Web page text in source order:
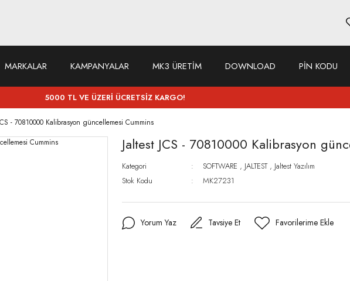
MARKALAR KAMPANYALAR MK3 ÜRETİM DOWNLOAD PİN KODU
5000 TL VE ÜZERİ ÜCRETSİZ KARGO!
- 70810000 Kalibrasyon güncellemesi Cummins
Jaltest JCS - 70810000 Kalibrasyon
Kategori SOFTWARE , JALTEST , Jaltest Yazılım
Stok Kodu
MK27231
Yorum Yaz Tavsiye Et